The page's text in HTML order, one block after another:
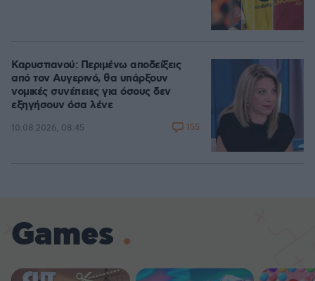
Καρυστιανού: Περιμένω αποδείξεις
από τον Αυγερινό, θα υπάρξουν
νομικές συνέπειες για όσους δεν
εξηγήσουν όσα λένε
10.08.2026, 08:45 155
Games